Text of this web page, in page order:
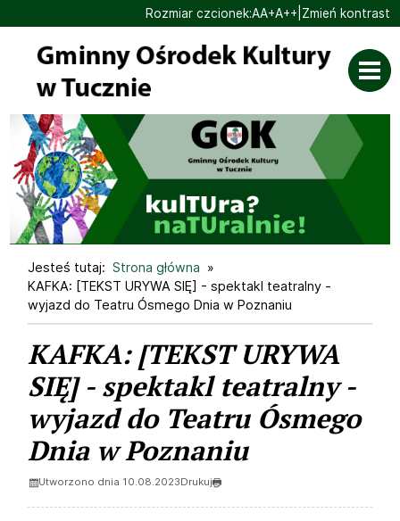
Przejdź do głównej treściRozmiar czcionek:Ustaw domyślną
AUstaw większą
A+Ustaw największą
A++ Zmień kontrast
Jesteś tutaj: Strona główna
KAFKA: [TEKST URYWA SIĘ] - spektakl teatralny -
wyjazd do Teatru Ósmego Dnia w Poznaniu
KAFKA: [TEKST URYWA
SIĘ] - spektakl teatralny -
wyjazd do Teatru Ósmego
Dnia w Poznaniu
Utworzono dnia 10.08.2023Drukuj